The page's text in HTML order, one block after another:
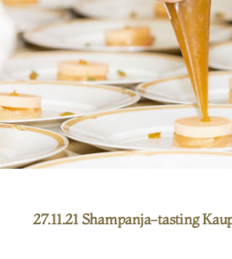
27.11.21 Shampanja-tasting